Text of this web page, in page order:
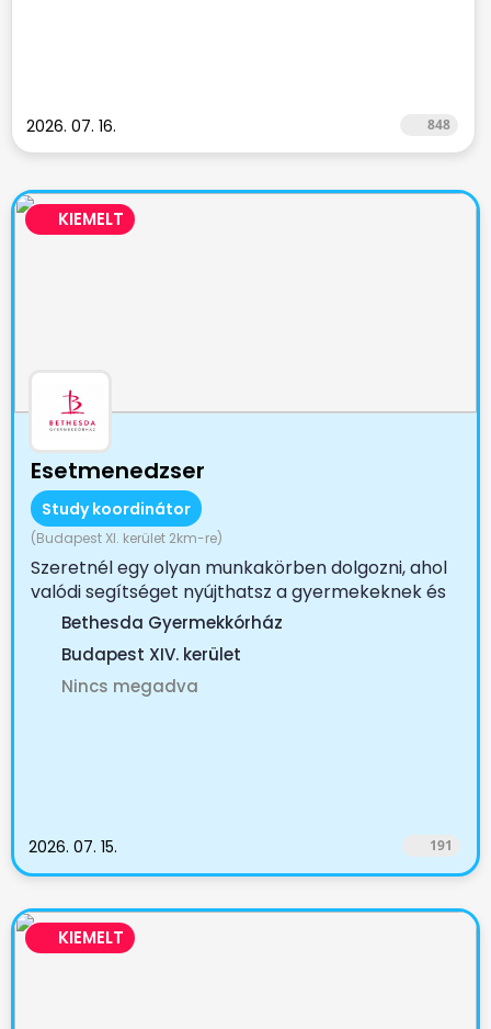
2026. 07. 16. 848
KIEMELT
Esetmenedzser
Study koordinátor
(Budapest XI. kerület 2km-re)
Szeretnél egy olyan munkakörben dolgozni, ahol
valódi segítséget nyújthatsz a gyermekeknek és
családjaiknak?...
Bethesda Gyermekkórház
Budapest XIV. kerület
Nincs megadva
2026. 07. 15. 191
KIEMELT